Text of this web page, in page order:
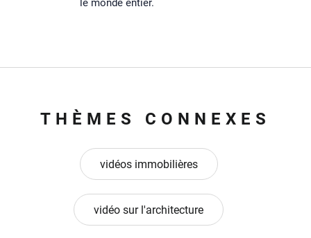
le monde entier.
THÈMES CONNEXES
vidéos immobilières
vidéo sur l'architecture